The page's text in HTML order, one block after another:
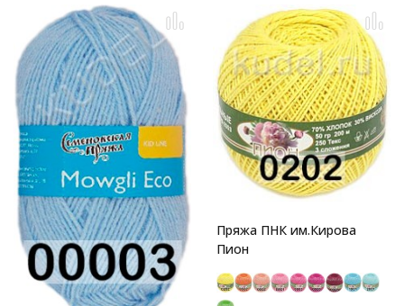
Пряжа ПНК им.Кирова
Пион